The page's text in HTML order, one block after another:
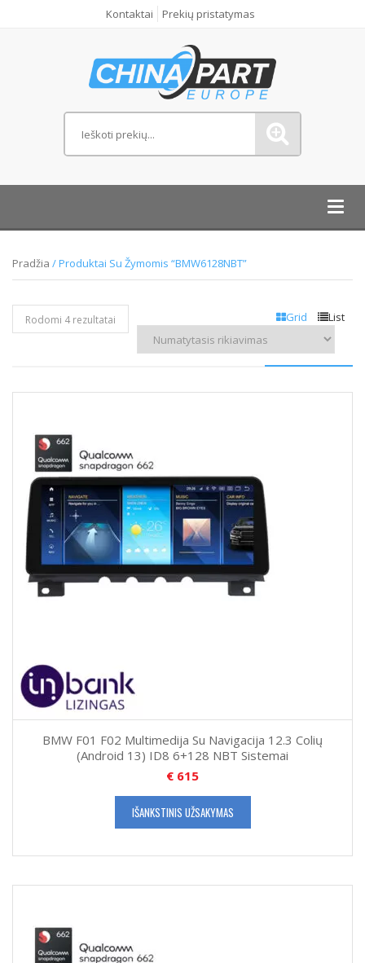
Kontaktai Prekių pristatymas
Pradžia / Produktai Su Žymomis “BMW6128NBT”
Grid List
Rodomi 4 rezultatai
BMW F01 F02 Multimedija Su Navigacija 12.3 Colių
(Android 13) ID8 6+128 NBT Sistemai
€ 615
IŠANKSTINIS UŽSAKYMAS